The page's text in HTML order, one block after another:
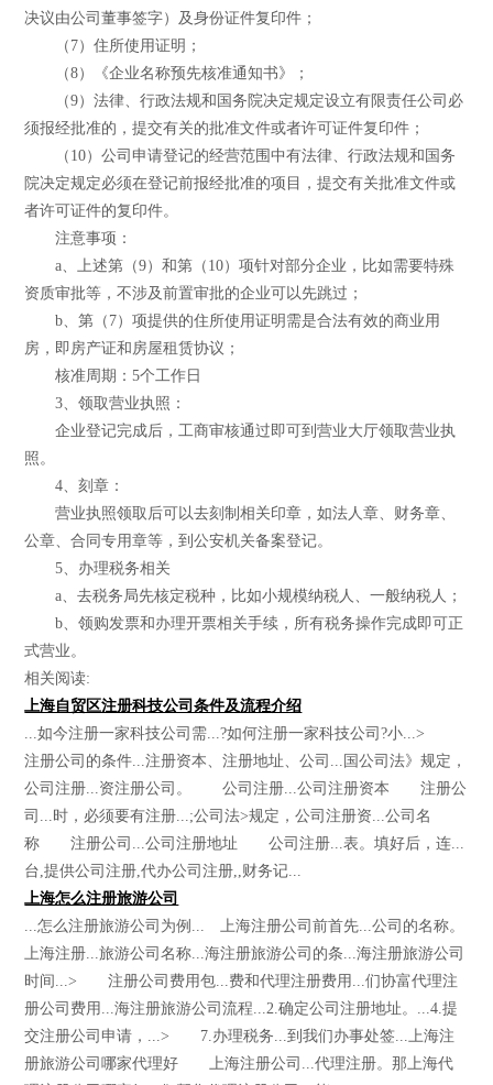
决议由公司董事签字）及身份证件复印件；
（7）住所使用证明；
（8）《企业名称预先核准通知书》；
（9）法律、行政法规和国务院决定规定设立有限责任公司必
须报经批准的，提交有关的批准文件或者许可证件复印件；
（10）公司申请登记的经营范围中有法律、行政法规和国务
院决定规定必须在登记前报经批准的项目，提交有关批准文件或
者许可证件的复印件。
注意事项：
a、上述第（9）和第（10）项针对部分企业，比如需要特殊
资质审批等，不涉及前置审批的企业可以先跳过；
b、第（7）项提供的住所使用证明需是合法有效的商业用
房，即房产证和房屋租赁协议；
核准周期：5个工作日
3、领取营业执照：
企业登记完成后，工商审核通过即可到营业大厅领取营业执
照。
4、刻章：
营业执照领取后可以去刻制相关印章，如法人章、财务章、
公章、合同专用章等，到公安机关备案登记。
5、办理税务相关
a、去税务局先核定税种，比如小规模纳税人、一般纳税人；
b、领购发票和办理开票相关手续，所有税务操作完成即可正
式营业。
相关阅读:
上海自贸区注册科技公司条件及流程介绍
...如今注册一家科技公司需...?如何注册一家科技公司?小...>
注册公司的条件...注册资本、注册地址、公司...国公司法》规定，
公司注册...资注册公司。 公司注册...公司注册资本 注册公
司...时，必须要有注册...;公司法>规定，公司注册资...公司名
称 注册公司...公司注册地址 公司注册...表。填好后，连...
台,提供公司注册,代办公司注册,,财务记...
上海怎么注册旅游公司
...怎么注册旅游公司为例... 上海注册公司前首先...公司的名称。
上海注册...旅游公司名称...海注册旅游公司的条...海注册旅游公司
时间...> 注册公司费用包...费和代理注册费用...们协富代理注
册公司费用...海注册旅游公司流程...2.确定公司注册地址。...4.提
交注册公司申请，...> 7.办理税务...到我们办事处签...上海注
册旅游公司哪家代理好 上海注册公司...代理注册。那上海代